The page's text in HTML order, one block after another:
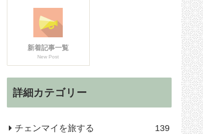
新着記事一覧
New Post
詳細カテゴリー
チェンマイを旅する 139